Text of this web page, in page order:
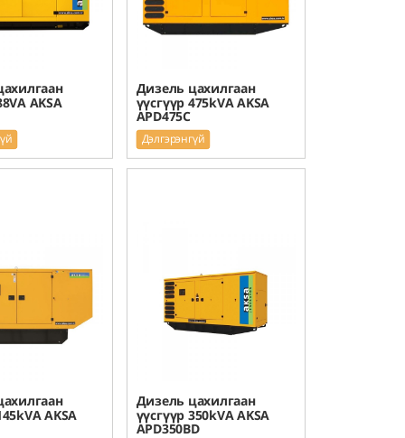
AKSA
Дизель цахилгаан
үүсгүүр 475kVA AKSA
APD475C
Дэлгэрэнгүй
AKSA
Дизель цахилгаан
үүсгүүр 350kVA AKSA
APD350BD